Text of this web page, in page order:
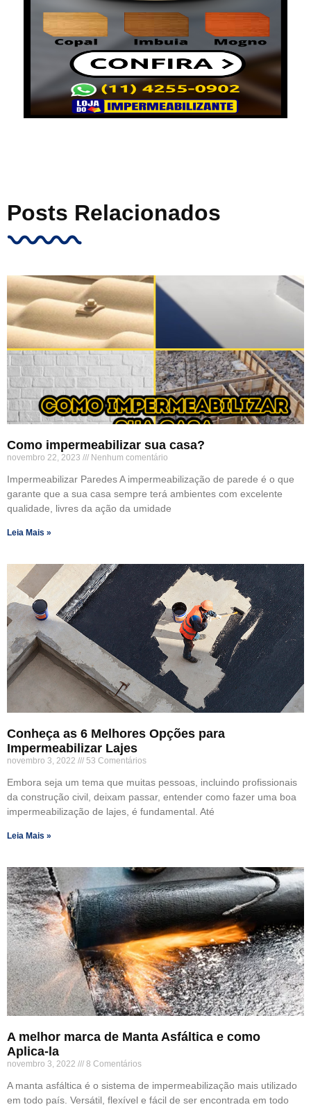
Posts Relacionados
Como impermeabilizar sua casa?
novembro 22, 2023 Nenhum comentário
Impermeabilizar Paredes A impermeabilização de parede é o que
garante que a sua casa sempre terá ambientes com excelente
qualidade, livres da ação da umidade
Leia Mais »
Conheça as 6 Melhores Opções para
Impermeabilizar Lajes
novembro 3, 2022 53 Comentários
Embora seja um tema que muitas pessoas, incluindo profissionais
da construção civil, deixam passar, entender como fazer uma boa
impermeabilização de lajes, é fundamental. Até
Leia Mais »
A melhor marca de Manta Asfáltica e como
Aplica-la
novembro 3, 2022 8 Comentários
A manta asfáltica é o sistema de impermeabilização mais utilizado
em todo país. Versátil, flexível e fácil de ser encontrada em todo